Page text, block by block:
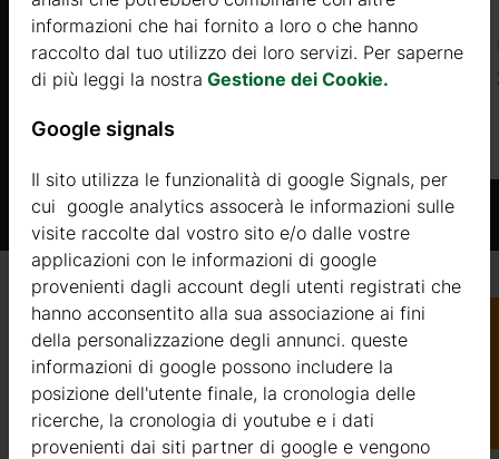
Prezzo da
3050 €
Qualità / garanzia / consulenza
Qualità
della
consegna
American
procedi al
informazioni che hai fornito a loro o che hanno
raccolto dal tuo utilizzo dei loro servizi. Per saperne
di più leggi la nostra Gestione dei Cookie.
Google signals
Il sito utilizza le funzionalità di google Signals, per
cui google analytics assocerà le informazioni sulle
visite raccolte dal vostro sito e/o dalle vostre
applicazioni con le informazioni di google
provenienti dagli account degli utenti registrati che
hanno acconsentito alla sua associazione ai fini
della personalizzazione degli annunci. queste
informazioni di google possono includere la
posizione dell'utente finale, la cronologia delle
ricerche, la cronologia di youtube e i dati
provenienti dai siti partner di google e vengono